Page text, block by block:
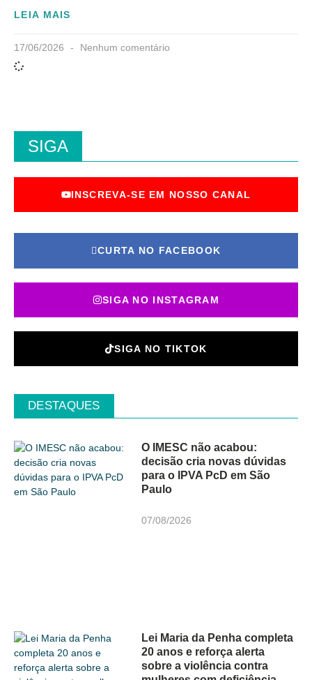
LEIA MAIS
17/06/2026 Nenhum comentário
SIGA
INSCREVA-SE EM NOSSO CANAL
CURTA NO FACEBOOK
SIGA NO INSTAGRAM
SIGA NO TIKTOK
DESTAQUES
O IMESC não acabou:
decisão cria novas dúvidas
para o IPVA PcD em São
Paulo
07/08/2026
Lei Maria da Penha completa
20 anos e reforça alerta
sobre a violência contra